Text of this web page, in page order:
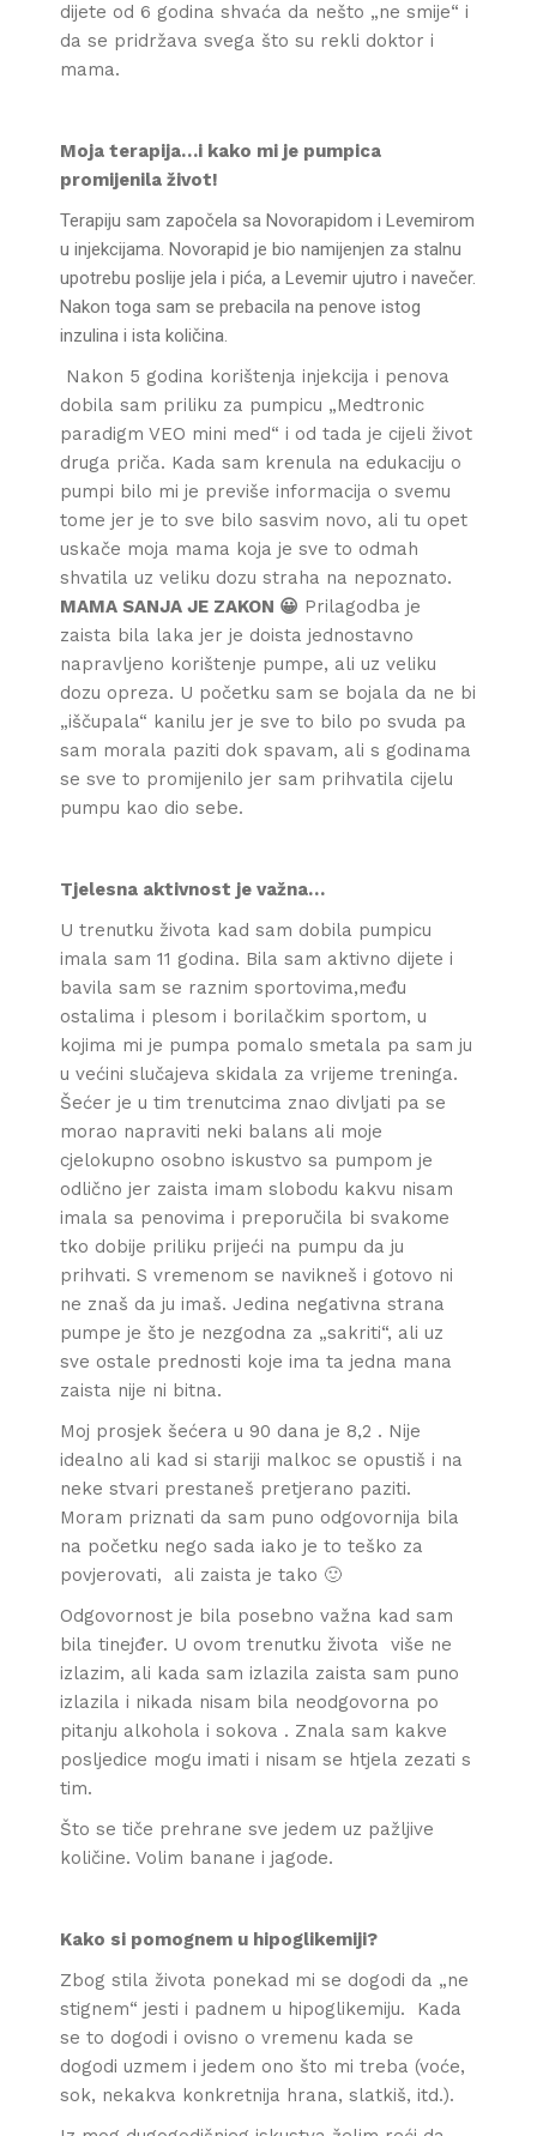
dijete od 6 godina shvaća da nešto „ne smije“ i
da se pridržava svega što su rekli doktor i
mama.
Moja terapija…i kako mi je pumpica
promijenila život!
Terapiju sam započela sa Novorapidom i Levemirom
u injekcijama. Novorapid je bio namijenjen za stalnu
upotrebu poslije jela i pića, a Levemir ujutro i navečer.
Nakon toga sam se prebacila na penove istog
inzulina i ista količina.
Nakon 5 godina korištenja injekcija i penova
dobila sam priliku za pumpicu „Medtronic
paradigm VEO mini med“ i od tada je cijeli život
druga priča. Kada sam krenula na edukaciju o
pumpi bilo mi je previše informacija o svemu
tome jer je to sve bilo sasvim novo, ali tu opet
uskače moja mama koja je sve to odmah
shvatila uz veliku dozu straha na nepoznato.
MAMA SANJA JE ZAKON 😀 Prilagodba je
zaista bila laka jer je doista jednostavno
napravljeno korištenje pumpe, ali uz veliku
dozu opreza. U početku sam se bojala da ne bi
„iščupala“ kanilu jer je sve to bilo po svuda pa
sam morala paziti dok spavam, ali s godinama
se sve to promijenilo jer sam prihvatila cijelu
pumpu kao dio sebe.
Tjelesna aktivnost je važna…
U trenutku života kad sam dobila pumpicu
imala sam 11 godina. Bila sam aktivno dijete i
bavila sam se raznim sportovima,među
ostalima i plesom i borilačkim sportom, u
kojima mi je pumpa pomalo smetala pa sam ju
u većini slučajeva skidala za vrijeme treninga.
Šećer je u tim trenutcima znao divljati pa se
morao napraviti neki balans ali moje
cjelokupno osobno iskustvo sa pumpom je
odlično jer zaista imam slobodu kakvu nisam
imala sa penovima i preporučila bi svakome
tko dobije priliku prijeći na pumpu da ju
prihvati. S vremenom se navikneš i gotovo ni
ne znaš da ju imaš. Jedina negativna strana
pumpe je što je nezgodna za „sakriti“, ali uz
sve ostale prednosti koje ima ta jedna mana
zaista nije ni bitna.
Moj prosjek šećera u 90 dana je 8,2 . Nije
idealno ali kad si stariji malkoc se opustiš i na
neke stvari prestaneš pretjerano paziti.
Moram priznati da sam puno odgovornija bila
na početku nego sada iako je to teško za
povjerovati, ali zaista je tako 🙂
Odgovornost je bila posebno važna kad sam
bila tinejđer. U ovom trenutku života više ne
izlazim, ali kada sam izlazila zaista sam puno
izlazila i nikada nisam bila neodgovorna po
pitanju alkohola i sokova . Znala sam kakve
posljedice mogu imati i nisam se htjela zezati s
tim.
Što se tiče prehrane sve jedem uz pažljive
količine. Volim banane i jagode.
Kako si pomognem u hipoglikemiji?
Zbog stila života ponekad mi se dogodi da „ne
stignem“ jesti i padnem u hipoglikemiju. Kada
se to dogodi i ovisno o vremenu kada se
dogodi uzmem i jedem ono što mi treba (voće,
sok, nekakva konkretnija hrana, slatkiš, itd.).